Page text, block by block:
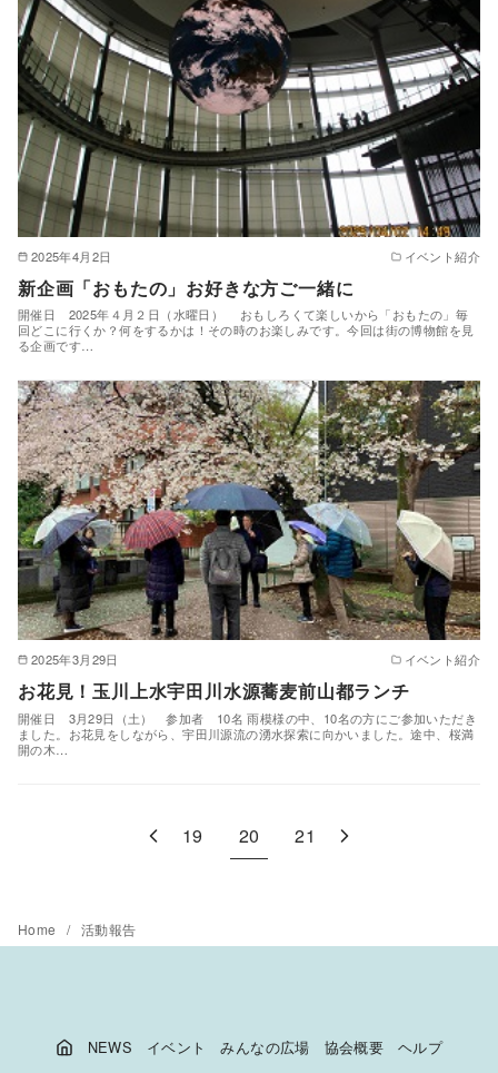
2025年4月2日 イベント紹介
新企画「おもたの」お好きな方ご一緒に
開催日 2025年４月２日（水曜日） おもしろくて楽しいから「おもたの」毎
回どこに行くか？何をするかは！その時のお楽しみです。今回は街の博物館を見
る企画です…
2025年3月29日 イベント紹介
お花見！玉川上水宇田川水源蕎麦前山都ランチ
開催日 3月29日（土） 参加者 10名 雨模様の中、10名の方にご参加いただき
ました。お花見をしながら、宇田川源流の湧水探索に向かいました。途中、桜満
開の木…
19 20 21
Home 活動報告
NEWS イベント みんなの広場 協会概要 ヘルプ